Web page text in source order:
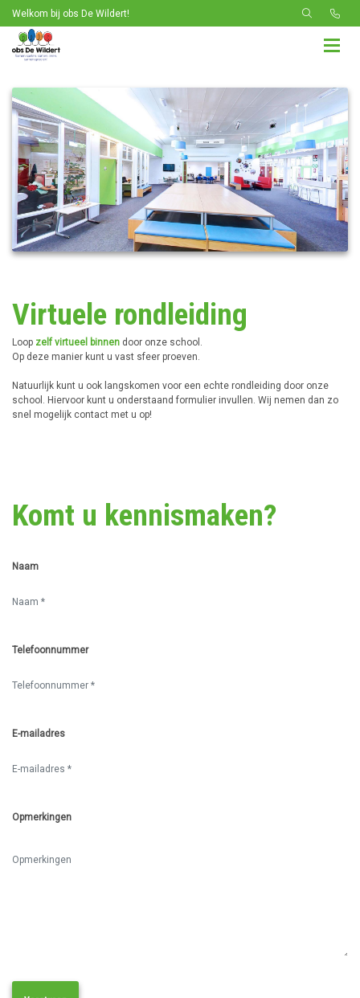
Welkom bij obs De Wildert!
Virtuele rondleiding
Loop zelf virtueel binnen door onze school.
Op deze manier kunt u vast sfeer proeven.
Natuurlijk kunt u ook langskomen voor een echte rondleiding door onze
school. Hiervoor kunt u onderstaand formulier invullen. Wij nemen dan zo
snel mogelijk contact met u op!
Komt u kennismaken?
Naam
Telefoonnummer
E-mailadres
Opmerkingen